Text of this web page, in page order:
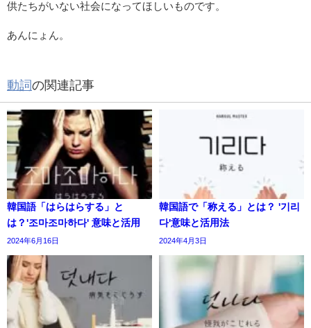
供たちがいない社会になってほしいものです。
あんにょん。
動詞の関連記事
韓国語「はらはらする」と
は？'조마조마하다' 意味と活用
2024年6月16日
韓国語で「称える」とは？ '기리
다'意味と活用法
2024年4月3日